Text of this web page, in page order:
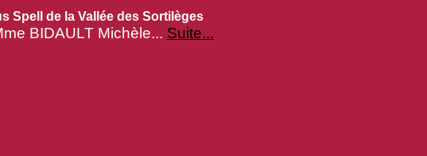
Spell de la Vallée des Sortilèges
BIDAULT Michèle... Suite...